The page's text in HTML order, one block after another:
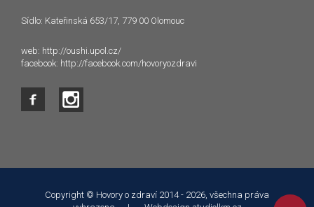
Sídlo: Kateřinská 653/17, 779 00 Olomouc
web: http://oushi.upol.cz/
facebook: http://facebook.com/hovoryozdravi
Copyright © Hovory o zdraví 2014 - 2026, všechna práva
souhlasíte.